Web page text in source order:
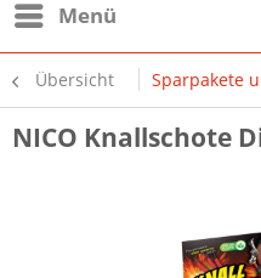
Menü
Übersicht Sparpakete
NICO Knallschote